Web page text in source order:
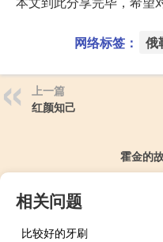
网络标签： 俄
上一篇
红颜知己
霍金的
相关问题
比较好的牙刷